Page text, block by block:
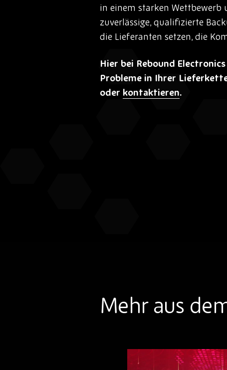
in einem starken Wettbewerb
zuverlässige, qualifizierte
die Lieferanten setzen, die
Hier bei Rebound
Probleme in Ihrer
oder kontaktieren.
Mehr aus